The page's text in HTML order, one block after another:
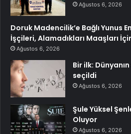
Ağustos 6, 2026
Doruk Madencilik’e Bağlı Yunus
İşçileri, Alamadıkları Maaşları
Ağustos 6, 2026
Bir ilk:
seçildi
Ağustos 6, 2026
Şule Yüksel
Oluyor
Ağustos 6, 2026